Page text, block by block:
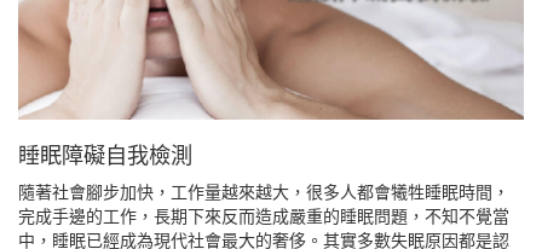
睡眠障礙自我檢測
隨著社會腳步加快，工作量越來越大，很多人都會犧牲睡眠時間，
完成手邊的工作，長期下來反而造成嚴重的睡眠問題，不知不覺當
中，睡眠已經成為現代社會最大的奢侈。其實多數失眠原因都是認